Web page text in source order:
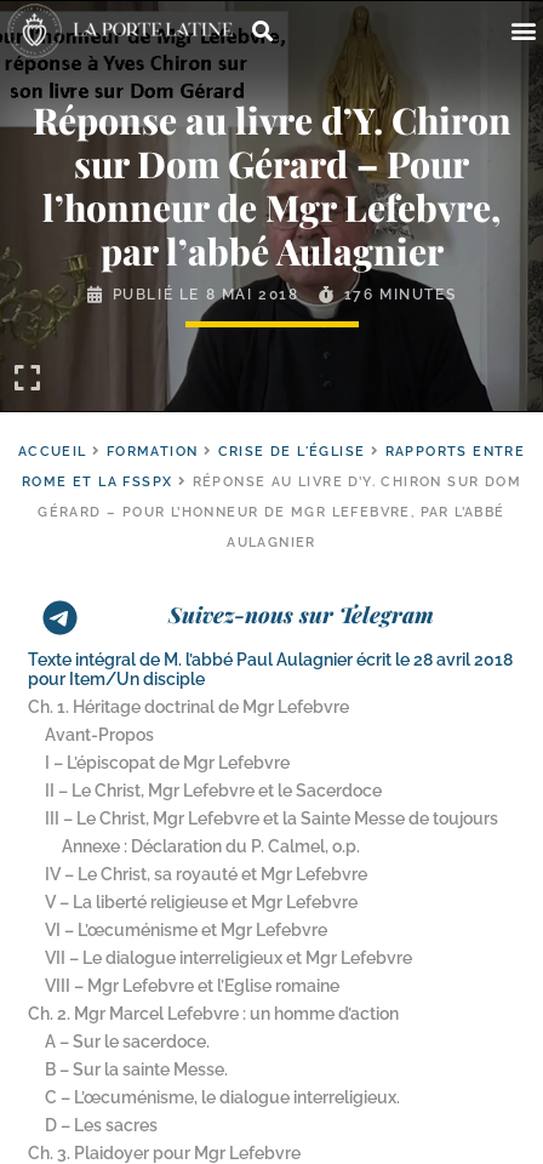
Réponse au livre d’Y. Chiron
sur Dom Gérard – Pour
l’honneur de Mgr Lefebvre,
par l’abbé Aulagnier
PUBLIÉ LE 8 MAI 2018 176 MINUTES
ACCUEIL FORMATION CRISE DE L'ÉGLISE
RAPPORTS ENTRE
ROME ET LA FSSPX
RÉPONSE AU LIVRE D’Y. CHIRON SUR DOM
GÉRARD – POUR L’HONNEUR DE MGR LEFEBVRE, PAR L’ABBÉ
AULAGNIER
Suivez-nous sur Telegram
Texte intégral de M. l’abbé Paul Aulagnier écrit le 28 avril 2018
pour Item/​Un disciple
Ch. 1. Héritage doctrinal de Mgr Lefebvre
Avant-​Propos
I – L’épiscopat de Mgr Lefebvre
II – Le Christ, Mgr Lefebvre et le Sacerdoce
III – Le Christ, Mgr Lefebvre et la Sainte Messe de toujours
Annexe : Déclaration du P. Calmel, o.p.
IV – Le Christ, sa royauté et Mgr Lefebvre
V – La liberté religieuse et Mgr Lefebvre
VI – L’œcuménisme et Mgr Lefebvre
VII – Le dialogue interreligieux et Mgr Lefebvre
VIII – Mgr Lefebvre et l’Eglise romaine
Ch. 2. Mgr Marcel Lefebvre : un homme d’action
A – Sur le sacerdoce.
B – Sur la sainte Messe.
C – L’œcuménisme, le dialogue interreligieux.
D – Les sacres
Ch. 3. Plaidoyer pour Mgr Lefebvre